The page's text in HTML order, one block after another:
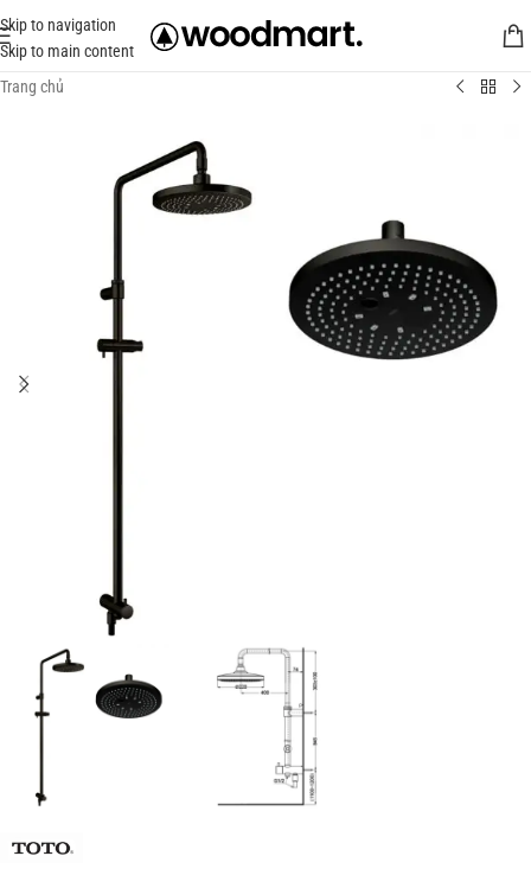
Skip to navigation
Skip to main content
Trang chủ